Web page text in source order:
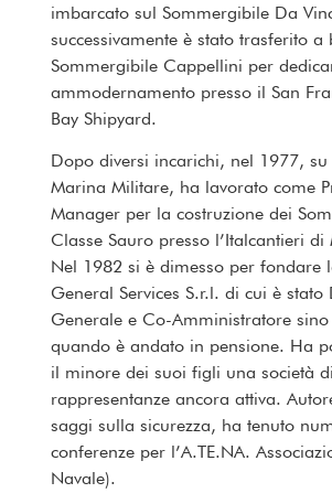
imbarcato sul Sommergibile Da
successivamente è stato trasferito a
Sommergibile Cappellini per
ammodernamento presso il San
Bay Shipyard.
Dopo diversi incarichi, nel 1977, su
Marina Militare, ha lavorato come
Manager per la costruzione dei
Classe Sauro presso l’Italcantieri di
Nel 1982 si è dimesso per fondare
General Services S.r.l. di cui è stato
Generale e Co-Amministratore
quando è andato in pensione. Ha
il minore dei suoi figli una società di
rappresentanze ancora attiva.
saggi sulla sicurezza, ha tenuto
conferenze per l’A.TE.NA.
Navale).